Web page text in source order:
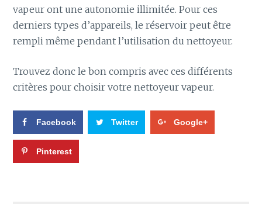
vapeur ont une autonomie illimitée. Pour ces
derniers types d’appareils, le réservoir peut être
rempli même pendant l’utilisation du nettoyeur.
Trouvez donc le bon compris avec ces différents
critères pour choisir votre nettoyeur vapeur.
Facebook Twitter Google+
Pinterest